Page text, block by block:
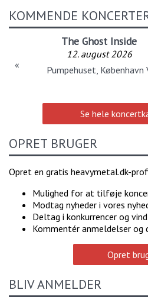
KOMMENDE
The Ghost Inside
12. august 2026
Pumpehuset, København
«
Se hele
OPRET BRUGER
Opret en gratis heavymetal.dk-
Mulighed for at tilføje
Modtag nyheder i vores
Deltag i konkurrencer og
Kommentér anmeldelser
Opret
BLIV ANMELDER